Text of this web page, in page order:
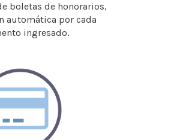
boletas de honorarios,
automática por cada
ingresado.